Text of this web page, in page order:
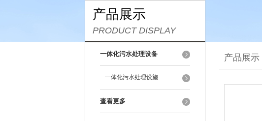
产品展示
PRODUCT DISPLAY
一体化污水处理设备
一体化污水处理设施
查看更多
产品展示